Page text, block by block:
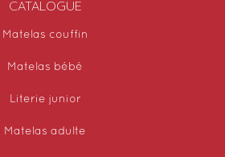
CATALOGUE
Matelas couffin
Matelas bébé
Literie junior
Matelas adulte